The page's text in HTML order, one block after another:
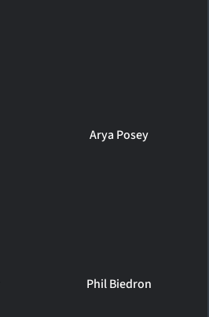
Arya Posey
Phil Biedron